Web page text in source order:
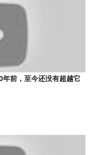
年前，至今还没有超越它